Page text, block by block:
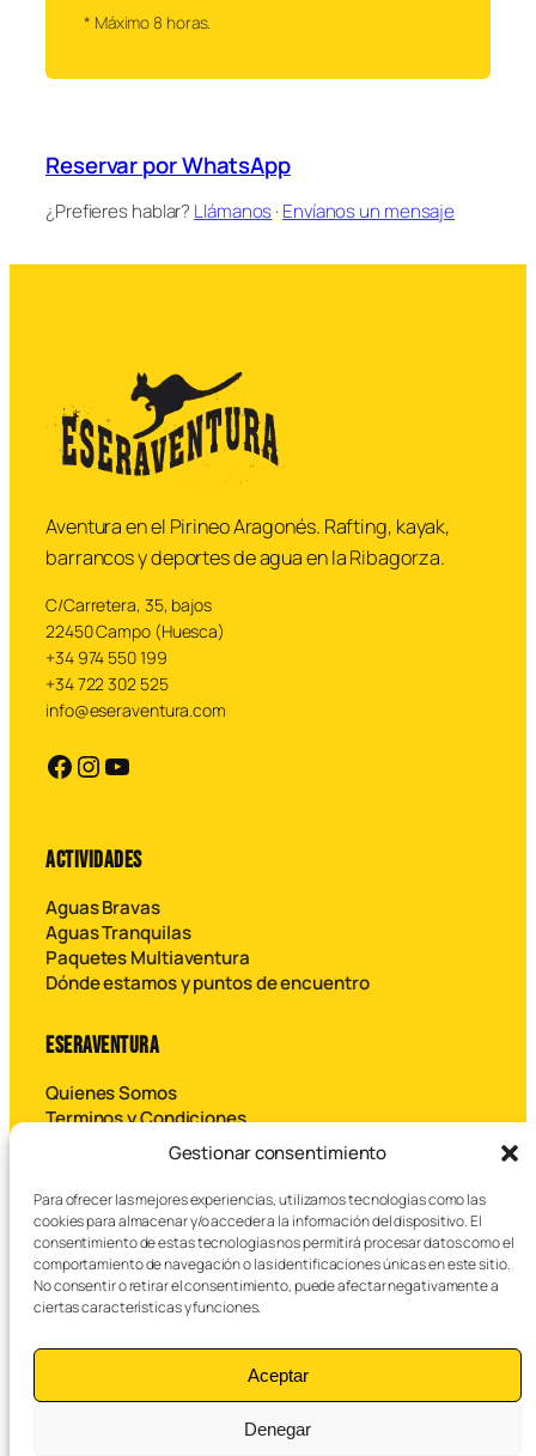
Gestionar consentimiento
Para ofrecer las mejores experiencias, utilizamos tecnologías como las
cookies para almacenar y/o acceder a la información del dispositivo. El
consentimiento de estas tecnologías nos permitirá procesar datos como el
comportamiento de navegación o las identificaciones únicas en este sitio.
No consentir o retirar el consentimiento, puede afectar negativamente a
ciertas características y funciones.
Aceptar
Denegar
* Máximo 8 horas.
Reservar por WhatsApp
¿Prefieres hablar? Llámanos·Envíanos un mensaje
Aventura en el Pirineo Aragonés. Rafting, kayak,
barrancos y deportes de agua en la Ribagorza.
C/Carretera, 35, bajos
22450 Campo (Huesca)
+34 974 550 199
+34 722 302 525
info@eseraventura.com
https://facebook.com https://instagram.com YouTube
ACTIVIDADES
Aguas Bravas
Aguas Tranquilas
Paquetes Multiaventura
Dónde estamos y puntos de encuentro
ESERAVENTURA
Quienes Somos
Terminos y Condiciones
B
u
s
c
a
© 2026 Eseraventura SL – Todos los derechos reservados.
Política de privacidad